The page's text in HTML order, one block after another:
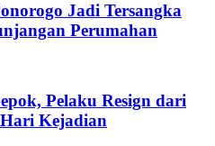
Jadi Tersangka
Perumahan
Pelaku Resign dari
Kejadian